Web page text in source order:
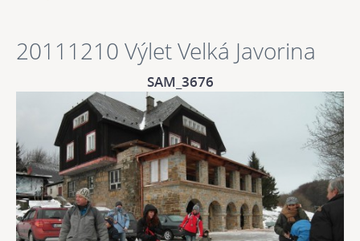
20111210 Výlet Velká Javorina
SAM_3676